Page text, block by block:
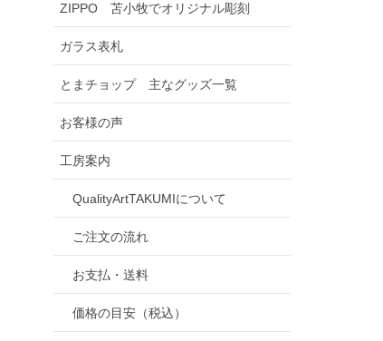
ZIPPO 苫小牧でオリジナル彫刻
ガラス表札
とまチョップ 主なグッズ一覧
お客様の声
工房案内
QualityArtTAKUMIについて
ご注文の流れ
お支払・送料
価格の目安（税込）